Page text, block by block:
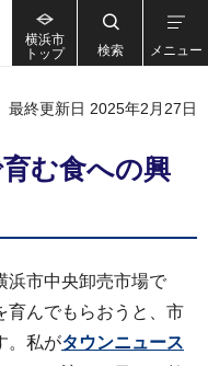
横浜市
トップ
検索 メニュー
最終更新日 2025年2月27日
む食への興
浜市中央卸売市場で
育んでもらおうと、市
。私がタウンニュース